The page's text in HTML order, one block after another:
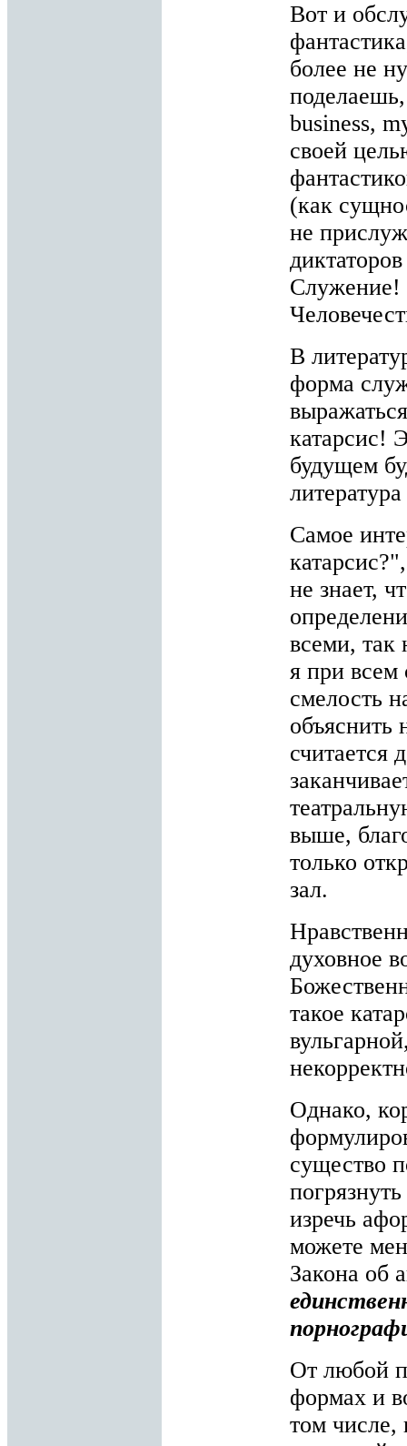
Вот и
более не
business,
своей
(как
не
Служение!
В
форма
катарсис!
будущем
Самое
не знает,
всеми, так
я при
смелость
объяснить
считается
выше,
только
зал.
духовное
такое
Однако,
существо
изречь
можете
Закона об
От любой
формах и
том числе,